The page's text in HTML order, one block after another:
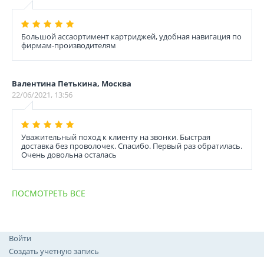
Большой ассаортимент картриджей, удобная навигация по
фирмам-производителям
Валентина Петькина, Москва
22/06/2021, 13:56
Уважительный поход к клиенту на звонки. Быстрая
доставка без проволочек. Спасибо. Первый раз обратилась.
Очень довольна осталась
ПОСМОТРЕТЬ ВСЕ
Войти
Создать учетную запись